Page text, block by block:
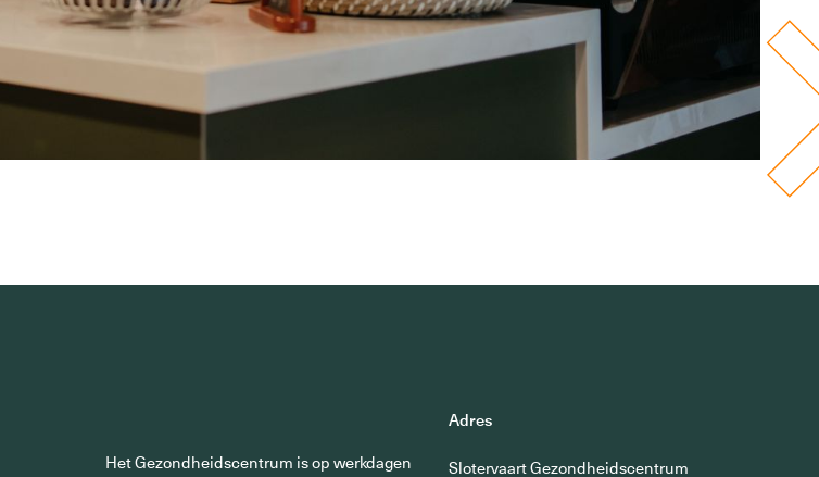
Het Gezondheidscentrum is op werkdagen
Adres
Slotervaart Gezondheidscentrum